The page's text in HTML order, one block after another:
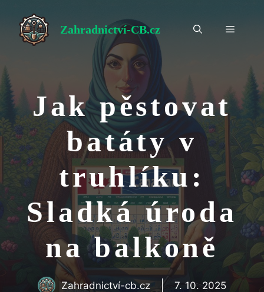
obsah
Zahradnictví-CB.cz Menu
Jak pěstovat
batáty v
truhlíku:
Sladká úroda
na balkoně
Zahradnictví-cb.cz 7. 10. 2025